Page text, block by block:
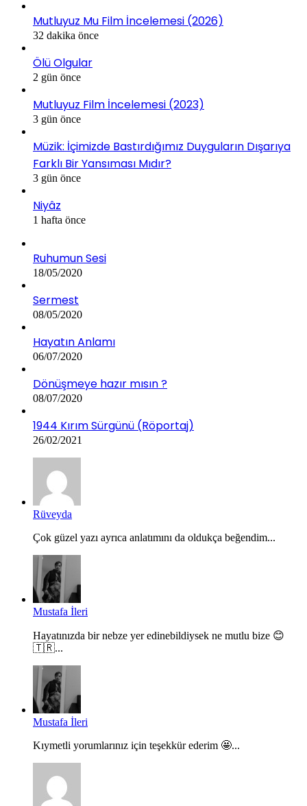
Mutluyuz Mu Film İncelemesi (2026)
32 dakika önce
Ölü Olgular
2 gün önce
Mutluyuz Film İncelemesi (2023)
3 gün önce
Müzik: İçimizde Bastırdığımız Duyguların Dışarıya
Farklı Bir Yansıması Mıdır?
3 gün önce
Niyâz
1 hafta önce
Ruhumun Sesi
18/05/2020
Sermest
08/05/2020
Hayatın Anlamı
06/07/2020
Dönüşmeye hazır mısın ?
08/07/2020
1944 Kırım Sürgünü (Röportaj)
26/02/2021
Rüveyda
Çok güzel yazı ayrıca anlatımını da oldukça beğendim...
Mustafa İleri
Hayatınızda bir nebze yer edinebildiysek ne mutlu bize 😊
🇹🇷...
Mustafa İleri
Kıymetli yorumlarınız için teşekkür ederim 🤩...